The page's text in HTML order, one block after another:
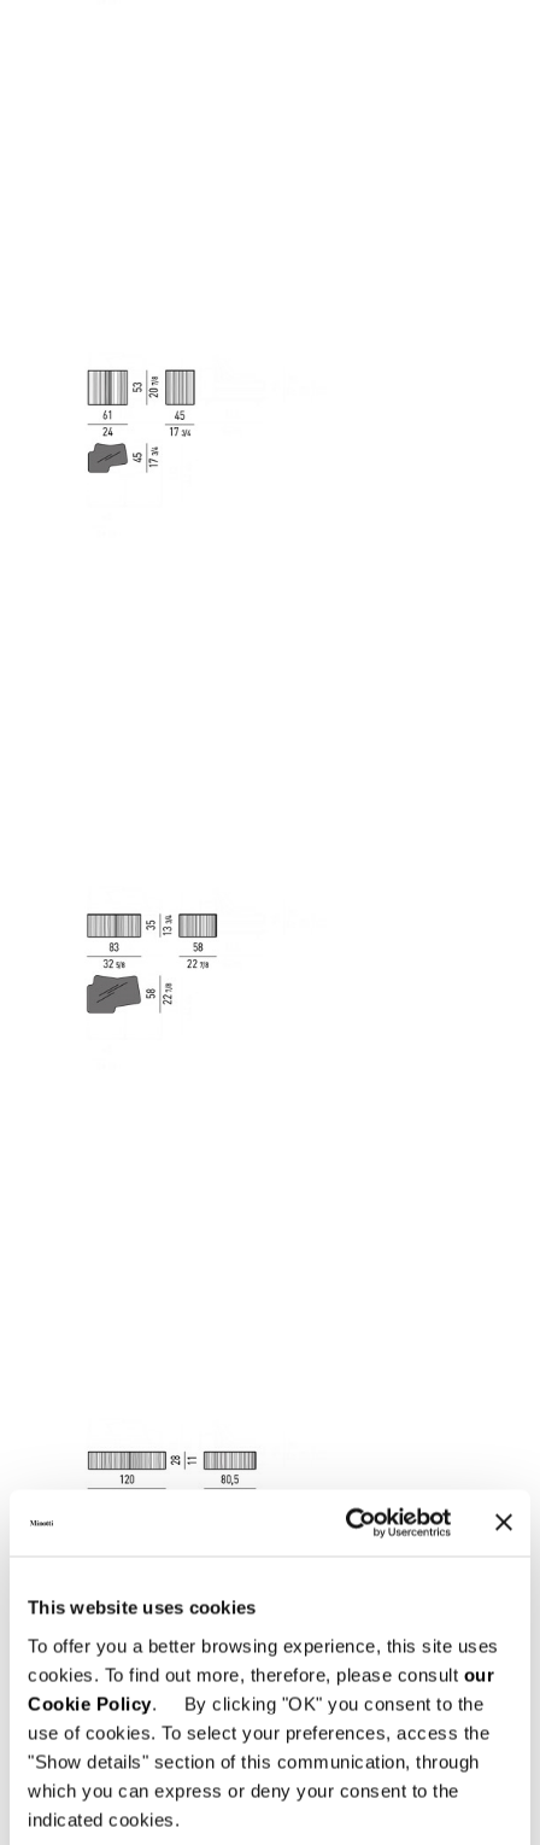
This website uses cookies
To offer you a better browsing experience, this site uses
cookies. To find out more, therefore, please consult our
Cookie Policy. By clicking "OK" you consent to the
use of cookies. To select your preferences, access the
"Show details" section of this communication, through
which you can express or deny your consent to the
indicated cookies.